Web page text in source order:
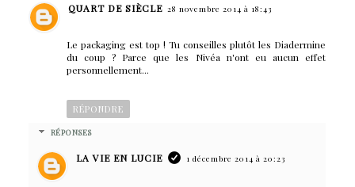
QUART DE SIÈCLE 28 novembre 2014 à 18:43
Le packaging est top ! Tu conseilles plutôt les Diadermine
du coup ? Parce que les Nivéa n'ont eu aucun effet
personnellement...
RÉPONDRE
RÉPONSES
LA VIE EN LUCIE 1 décembre 2014 à 20:23